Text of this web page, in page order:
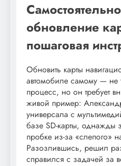
обновление
пошаговая
Обновить карты
автомобиле самому — не
процесс, но он требует
живой пример:
универсала с
базе SD-карты, однажды
пробке из-за «слепого»
Разозлившись, решил
справился с задачей за